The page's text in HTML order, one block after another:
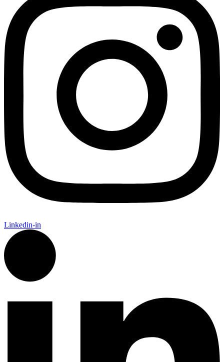
Linkedin-in